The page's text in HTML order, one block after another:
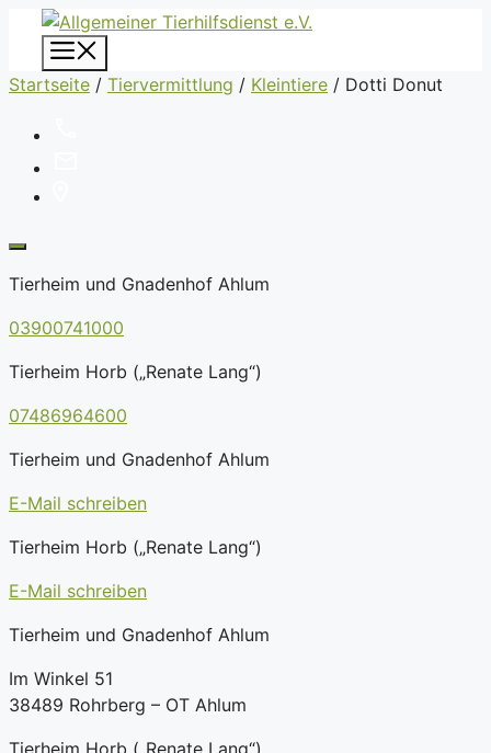
Zum
Inhalt
springen
Startseite / Tiervermittlung / Kleintiere / Dotti Donut
Tierheim und Gnadenhof Ahlum
03900741000
Tierheim Horb („Renate Lang“)
07486964600
Tierheim und Gnadenhof Ahlum
E-Mail schreiben
Tierheim Horb („Renate Lang“)
E-Mail schreiben
Tierheim und Gnadenhof Ahlum
Im Winkel 51
38489 Rohrberg – OT Ahlum
Tierheim Horb („Renate Lang“)